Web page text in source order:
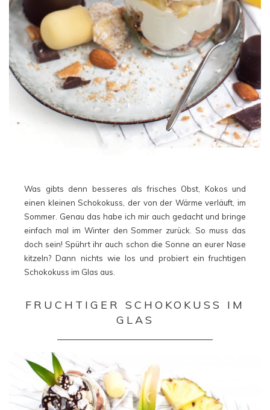
Was gibts denn besseres als frisches Obst, Kokos und
einen kleinen Schokokuss, der von der Wärme verläuft, im
Sommer. Genau das habe ich mir auch gedacht und bringe
einfach mal im Winter den Sommer zurück. So muss das
doch sein! Spührt ihr auch schon die Sonne an eurer Nase
kitzeln? Dann nichts wie los und probiert ein fruchtigen
Schokokuss im Glas aus.
FRUCHTIGER SCHOKOKUSS IM
GLAS